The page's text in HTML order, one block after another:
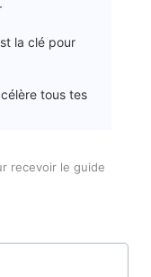
la clé pour
tous tes
recevoir le guide